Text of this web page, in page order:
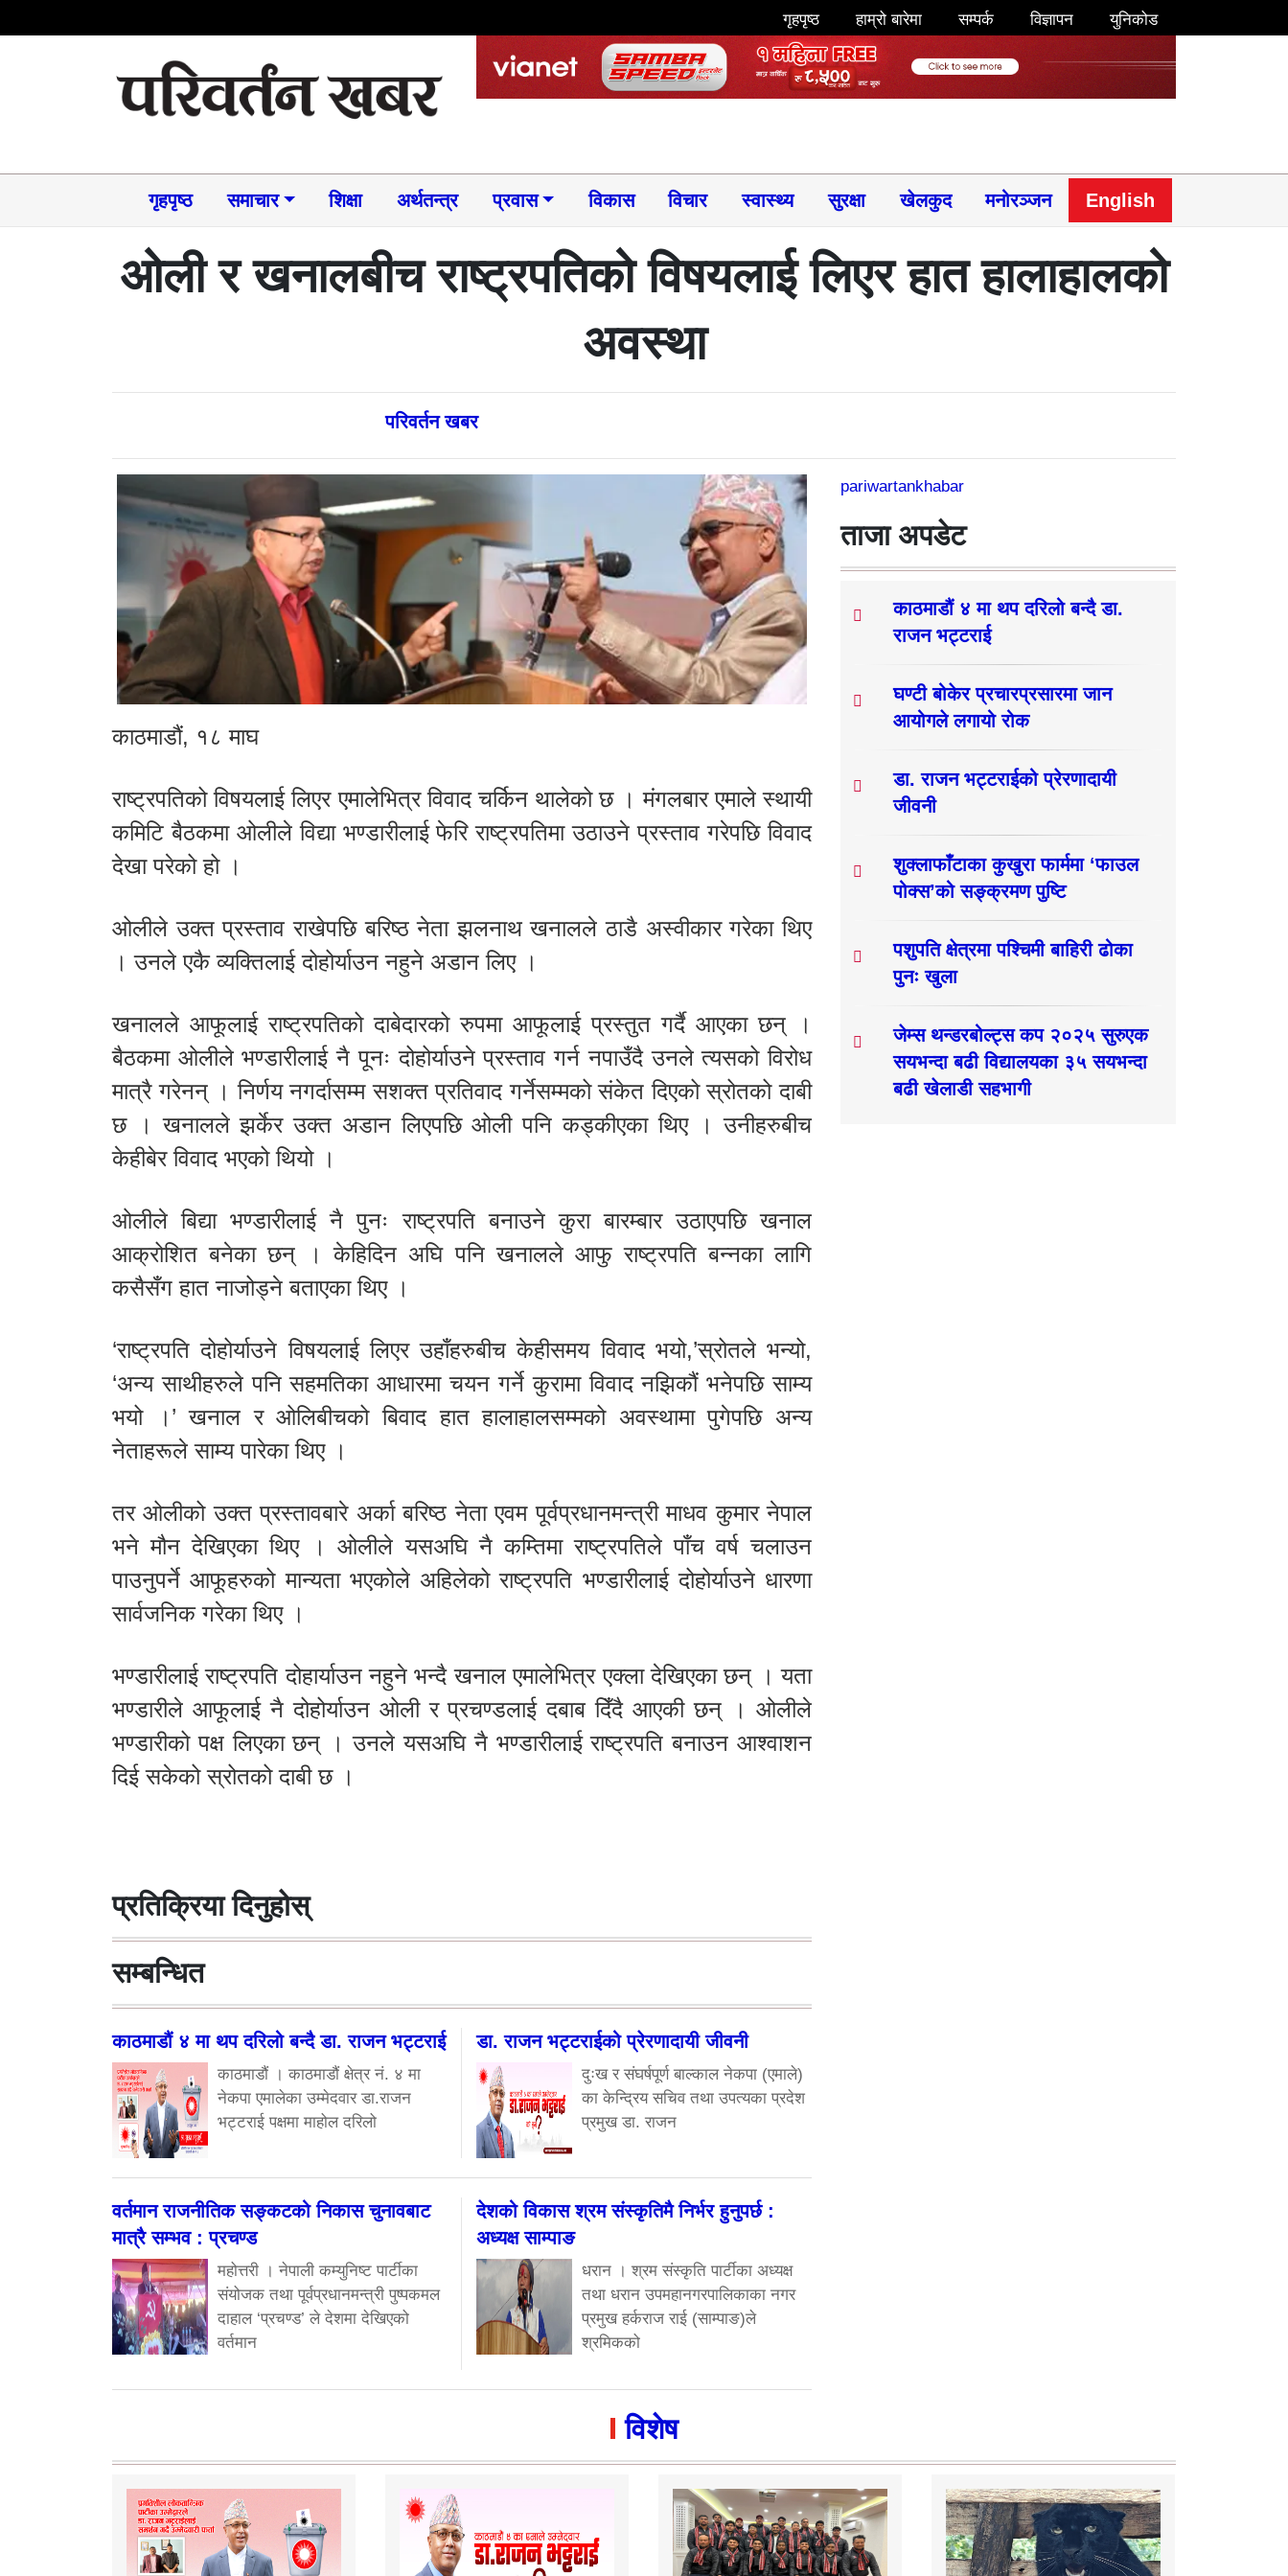
गृहपृष्ठ हाम्रो बारेमा सम्पर्क विज्ञापन युनिकोड
गृहपृष्ठ समाचार​ शिक्षा अर्थतन्त्र प्रवास विकास विचार स्वास्थ्य सुरक्षा खेलकुद मनोरञ्जन English
ओली र खनालबीच राष्ट्रपतिको विषयलाई लिएर हात हालाहालको
अवस्था
परिवर्तन खबर
काठमाडौं, १८ माघ
राष्ट्रपतिको विषयलाई लिएर एमालेभित्र विवाद चर्किन थालेको छ । मंगलबार एमाले स्थायी
कमिटि बैठकमा ओलीले विद्या भण्डारीलाई फेरि राष्ट्रपतिमा उठाउने प्रस्ताव गरेपछि विवाद
देखा परेको हो ।
ओलीले उक्त प्रस्ताव राखेपछि बरिष्ठ नेता झलनाथ खनालले ठाडै अस्वीकार गरेका थिए
। उनले एकै व्यक्तिलाई दोहोर्याउन नहुने अडान लिए ।
खनालले आफूलाई राष्ट्रपतिको दाबेदारको रुपमा आफूलाई प्रस्तुत गर्दै आएका छन् ।
बैठकमा ओलीले भण्डारीलाई नै पूनः दोहोर्याउने प्रस्ताव गर्न नपाउँदै उनले त्यसको विरोध
मात्रै गरेनन् । निर्णय नगर्दासम्म सशक्त प्रतिवाद गर्नेसम्मको संकेत दिएको स्रोतको दाबी
छ । खनालले झर्केर उक्त अडान लिएपछि ओली पनि कड्कीएका थिए । उनीहरुबीच
केहीबेर विवाद भएको थियो ।
ओलीले बिद्या भण्डारीलाई नै पुनः राष्ट्रपति बनाउने कुरा बारम्बार उठाएपछि खनाल
आक्रोशित बनेका छन् । केहिदिन अघि पनि खनालले आफु राष्ट्रपति बन्नका लागि
कसैसँग हात नाजोड्ने बताएका थिए ।
‘राष्ट्रपति दोहोर्याउने विषयलाई लिएर उहाँहरुबीच केहीसमय विवाद भयो,’स्रोतले भन्यो,
‘अन्य साथीहरुले पनि सहमतिका आधारमा चयन गर्ने कुरामा विवाद नझिकौं भनेपछि साम्य
भयो ।’ खनाल र ओलिबीचको बिवाद हात हालाहालसम्मको अवस्थामा पुगेपछि अन्य
नेताहरूले साम्य पारेका थिए ।
तर ओलीको उक्त प्रस्तावबारे अर्का बरिष्ठ नेता एवम पूर्वप्रधानमन्त्री माधव कुमार नेपाल
भने मौन देखिएका थिए । ओलीले यसअघि नै कम्तिमा राष्ट्रपतिले पाँच वर्ष चलाउन
पाउनुपर्ने आफूहरुको मान्यता भएकोले अहिलेको राष्ट्रपति भण्डारीलाई दोहोर्याउने धारणा
सार्वजनिक गरेका थिए ।
भण्डारीलाई राष्ट्रपति दोहार्याउन नहुने भन्दै खनाल एमालेभित्र एक्ला देखिएका छन् । यता
भण्डारीले आफूलाई नै दोहोर्याउन ओली र प्रचण्डलाई दबाब दिँदै आएकी छन् । ओलीले
भण्डारीको पक्ष लिएका छन् । उनले यसअघि नै भण्डारीलाई राष्ट्रपति बनाउन आश्वाशन
दिई सकेको स्रोतको दाबी छ ।
प्रतिक्रिया दिनुहोस्
सम्बन्धित
काठमाडौं ४ मा थप दरिलो बन्दै डा. राजन भट्टराई
काठमाडौं । काठमाडौं क्षेत्र नं. ४ मा
नेकपा एमालेका उम्मेदवार डा.राजन
भट्टराई पक्षमा माहोल दरिलो
डा. राजन भट्टराईको प्रेरणादायी जीवनी
दुःख र संघर्षपूर्ण बाल्काल नेकपा (एमाले)
का केन्द्रिय सचिव तथा उपत्यका प्रदेश
प्रमुख डा. राजन
वर्तमान राजनीतिक सङ्कटको निकास चुनावबाट
मात्रै सम्भव : प्रचण्ड
महोत्तरी । नेपाली कम्युनिष्ट पार्टीका
संयोजक तथा पूर्वप्रधानमन्त्री पुष्पकमल
दाहाल ‘प्रचण्ड’ ले देशमा देखिएको
वर्तमान
देशको विकास श्रम संस्कृतिमै निर्भर हुनुपर्छ :
अध्यक्ष साम्पाङ
धरान । श्रम संस्कृति पार्टीका अध्यक्ष
तथा धरान उपमहानगरपालिकाका नगर
प्रमुख हर्कराज राई (साम्पाङ)ले
श्रमिकको
pariwartankhabar
ताजा अपडेट
काठमाडौं ४ मा थप दरिलो बन्दै डा.
राजन भट्टराई
घण्टी बोकेर प्रचारप्रसारमा जान
आयोगले लगायो रोक
डा. राजन भट्टराईको प्रेरणादायी
जीवनी
शुक्लाफाँटाका कुखुरा फार्ममा ‘फाउल
पोक्स’को सङ्क्रमण पुष्टि
पशुपति क्षेत्रमा पश्चिमी बाहिरी ढोका
पुनः खुला
जेम्स थन्डरबोल्ट्स कप २०२५ सुरुएक
सयभन्दा बढी विद्यालयका ३५ सयभन्दा
बढी खेलाडी सहभागी
विशेष